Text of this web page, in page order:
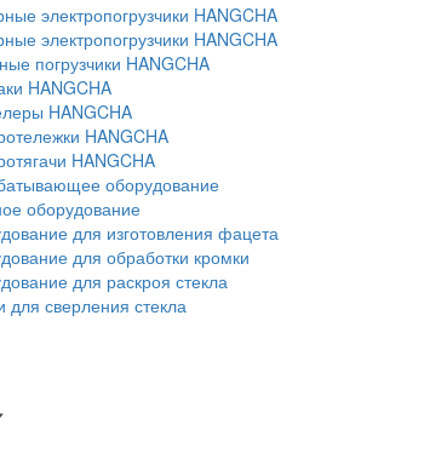
электропогрузчики HANGCHA
электропогрузчики HANGCHA
погрузчики HANGCHA
HANGCHA
HANGCHA
HANGCHA
HANGCHA
оборудование
оборудование
для изготовления фацета
для обработки кромки
для раскроя стекла
для сверления стекла